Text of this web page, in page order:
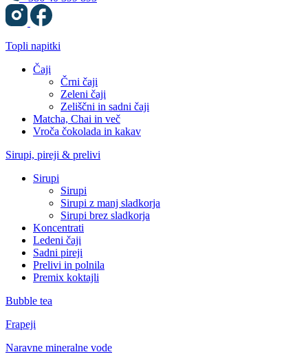
Topli napitki
Čaji
Črni čaji
Zeleni čaji
Zeliščni in sadni čaji
Matcha, Chai in več
Vroča čokolada in kakav
Sirupi, pireji & prelivi
Sirupi
Sirupi
Sirupi z manj sladkorja
Sirupi brez sladkorja
Koncentrati
Ledeni čaji
Sadni pireji
Prelivi in polnila
Premix koktajli
Bubble tea
Frapeji
Naravne mineralne vode